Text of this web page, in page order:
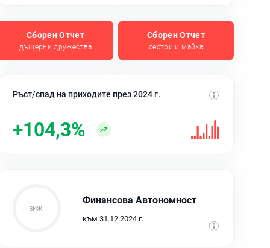
Сборен Отчет
дъщерни дружества
Сборен Отчет
сестри и майка
Ръст/спад на приходите през 2024 г.
+104,3%
Финансова Автономност
към 31.12.2024 г.